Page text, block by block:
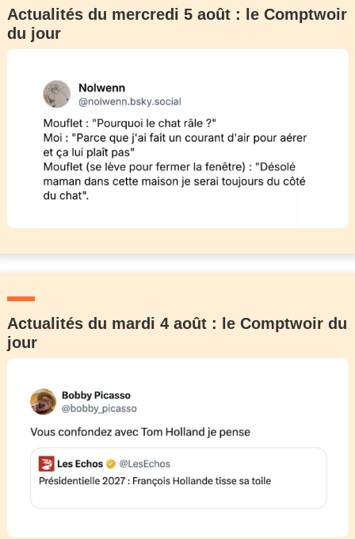
Actualités du mercredi 5 août : le Comptwoir
du jour
Actualités du mardi 4 août : le Comptwoir du
jour